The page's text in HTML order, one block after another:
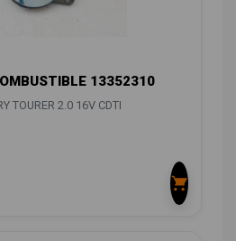
13352310
TOURER 2.0 16V CDTI